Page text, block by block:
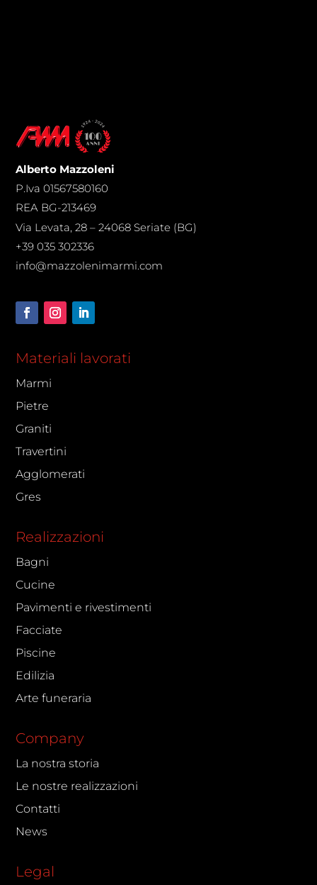
Alberto Mazzoleni
P.Iva 01567580160
REA BG-213469
Via Levata, 28 – 24068 Seriate (BG)
+39 035 302336
info@mazzolenimarmi.com
Materiali lavorati
Marmi
Pietre
Graniti
Travertini
Agglomerati
Gres
Realizzazioni
Bagni
Cucine
Pavimenti e rivestimenti
Facciate
Piscine
Edilizia
Arte funeraria
Company
La nostra storia
Le nostre realizzazioni
Contatti
News
Legal